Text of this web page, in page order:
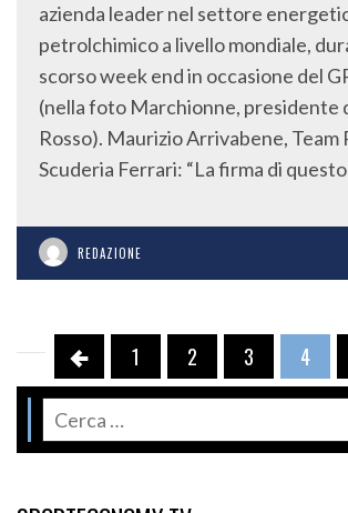
azienda leader nel settore
petrolchimico a livello mondiale,
scorso week end in occasione del
(nella foto Marchionne, presidente
Rosso). Maurizio Arrivabene, Team
Scuderia Ferrari: “La firma di
REDAZIONE
1 2 3 4